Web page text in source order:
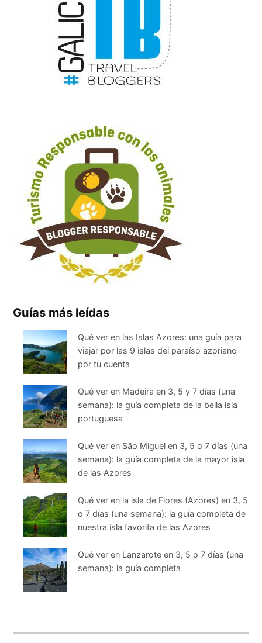
Guías más leídas
Qué ver en las Islas Azores: una guía para
viajar por las 9 islas del paraíso azoriano
por tu cuenta
Qué ver en Madeira en 3, 5 y 7 días (una
semana): la guía completa de la bella isla
portuguesa
Qué ver en São Miguel en 3, 5 o 7 días (una
semana): la guía completa de la mayor isla
de las Azores
Qué ver en la isla de Flores (Azores) en 3, 5
o 7 días (una semana): la guía completa de
nuestra isla favorita de las Azores
Qué ver en Lanzarote en 3, 5 o 7 días (una
semana): la guía completa